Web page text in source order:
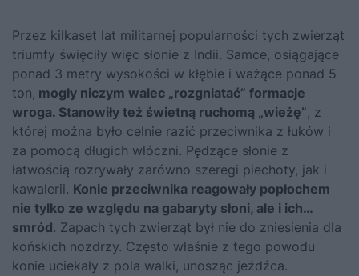
Przez kilkaset lat militarnej popularności tych zwierząt
triumfy święciły więc słonie z Indii. Samce, osiągające
ponad 3 metry wysokości w kłębie i ważące ponad 5
ton, mogły niczym walec „rozgniatać” formacje
wroga. Stanowiły też świetną ruchomą „wieżę”, z
której można było celnie razić przeciwnika z łuków i
za pomocą długich włóczni. Pędzące słonie z
łatwością rozrywały zarówno szeregi piechoty, jak i
kawalerii. Konie przeciwnika reagowały popłochem
nie tylko ze względu na gabaryty słoni, ale i ich…
smród. Zapach tych zwierząt był nie do zniesienia dla
końskich nozdrzy. Często właśnie z tego powodu
konie uciekały z pola walki, unosząc jeźdźca.